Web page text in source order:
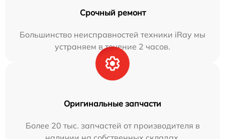
Срочный ремонт
Большинство неисправностей техники iRay мы
устраняем в течение 2 часов.
Оригинальные запчасти
Более 20 тыс. запчастей от производителя в